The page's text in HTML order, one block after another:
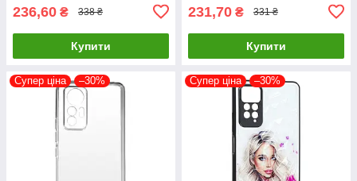
236,60 ₴ 338 ₴
Купити
231,70 ₴ 331 ₴
Купити
Супер ціна –30% Супер ціна –30%